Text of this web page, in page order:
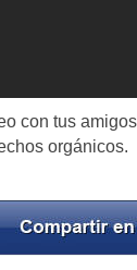
con tus
orgánicos.